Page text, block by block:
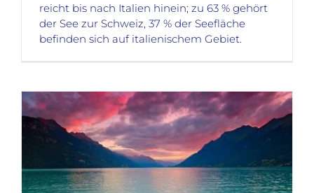
reicht bis nach Italien hinein; zu 63 % gehört
der See zur Schweiz, 37 % der Seefläche
befinden sich auf italienischem Gebiet.